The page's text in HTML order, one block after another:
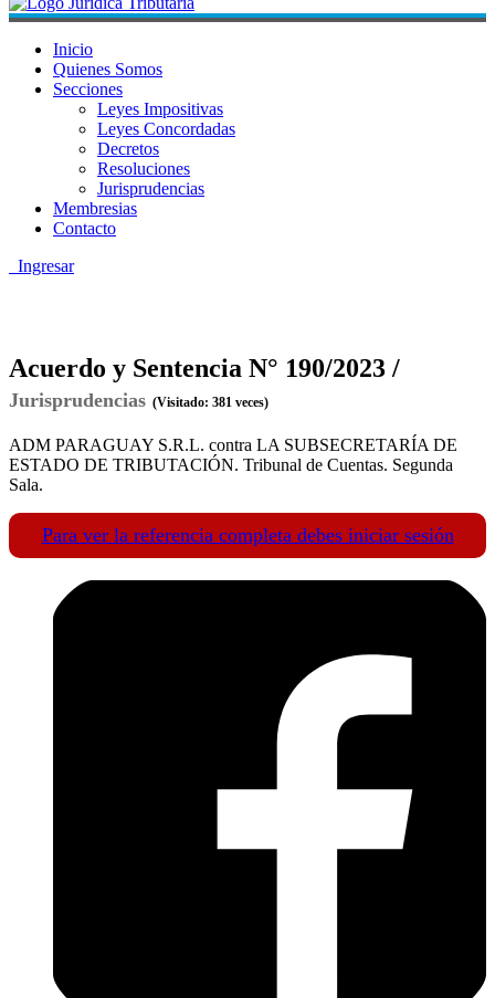
Inicio
Quienes Somos
Secciones
Leyes Impositivas
Leyes Concordadas
Decretos
Resoluciones
Jurisprudencias
Membresias
Contacto
Ingresar
Acuerdo y Sentencia N° 190/2023 /
Jurisprudencias (Visitado: 381 veces)
ADM PARAGUAY S.R.L. contra LA SUBSECRETARÍA DE
ESTADO DE TRIBUTACIÓN. Tribunal de Cuentas. Segunda
Sala.
Para ver la referencia completa debes iniciar sesión